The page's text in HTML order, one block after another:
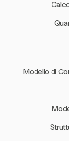
Modello di